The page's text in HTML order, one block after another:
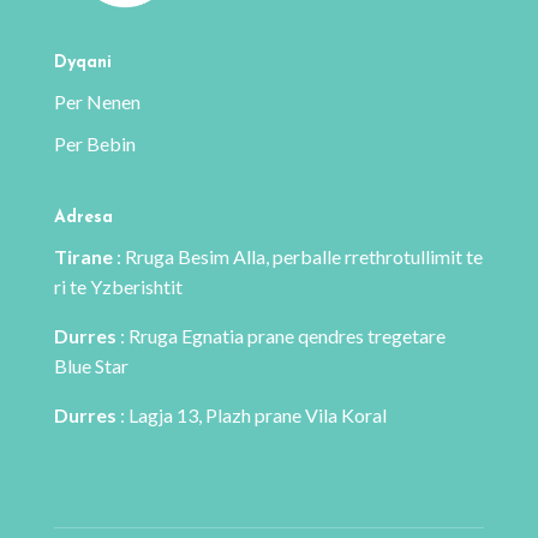
Dyqani
Per Nenen
Per Bebin
Adresa
Tirane : Rruga Besim Alla, perballe rrethrotullimit te
ri te Yzberishtit
Durres : Rruga Egnatia prane qendres tregetare
Blue Star
Durres : Lagja 13, Plazh prane Vila Koral